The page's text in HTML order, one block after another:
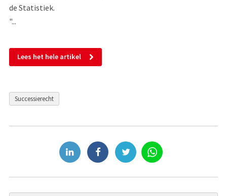
de Statistiek.
"...
Lees het hele artikel
Successierecht